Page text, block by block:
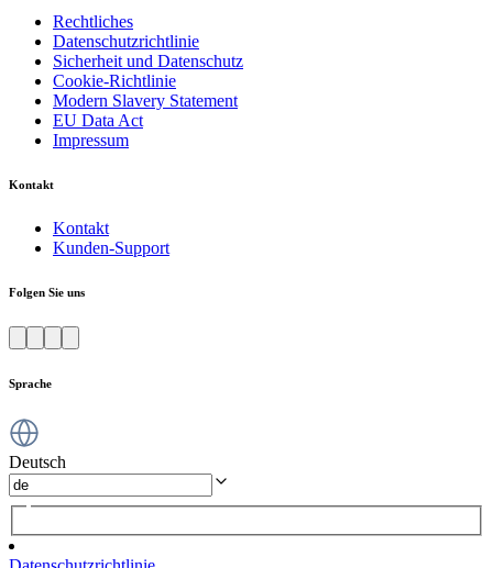
Rechtliches
Datenschutzrichtlinie
Sicherheit und Datenschutz
Cookie-Richtlinie
Modern Slavery Statement
EU Data Act
Impressum
Kontakt
Kontakt
Kunden-Support
Folgen Sie uns
Sprache
Deutsch